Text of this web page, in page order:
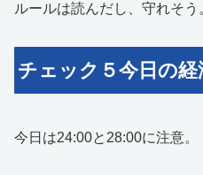
ルールは読んだし、守れそ
チェック５今日の経
今日は24:00と28:00に注意。